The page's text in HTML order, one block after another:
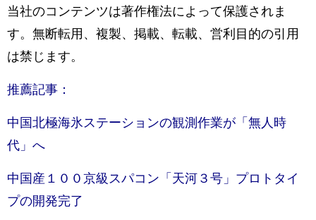
当社のコンテンツは著作権法によって保護されま
す。無断転用、複製、掲載、転載、営利目的の引用
は禁じます。
推薦記事：
中国北極海氷ステーションの観測作業が「無人時
代」へ
中国産１００京級スパコン「天河３号」プロトタイ
プの開発完了